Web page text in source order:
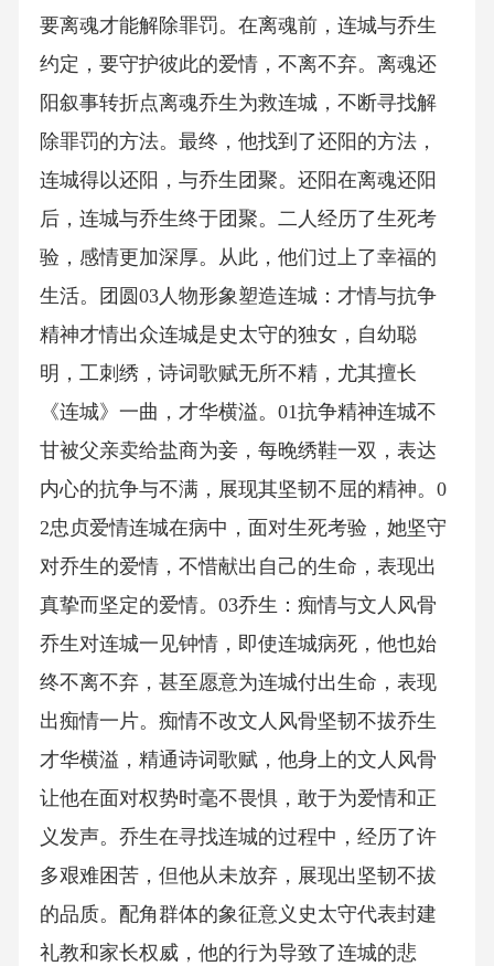
要离魂才能解除罪罚。在离魂前，连城与乔生
约定，要守护彼此的爱情，不离不弃。离魂还
阳叙事转折点离魂乔生为救连城，不断寻找解
除罪罚的方法。最终，他找到了还阳的方法，
连城得以还阳，与乔生团聚。还阳在离魂还阳
后，连城与乔生终于团聚。二人经历了生死考
验，感情更加深厚。从此，他们过上了幸福的
生活。团圆03人物形象塑造连城：才情与抗争
精神才情出众连城是史太守的独女，自幼聪
明，工刺绣，诗词歌赋无所不精，尤其擅长
《连城》一曲，才华横溢。01抗争精神连城不
甘被父亲卖给盐商为妾，每晚绣鞋一双，表达
内心的抗争与不满，展现其坚韧不屈的精神。0
2忠贞爱情连城在病中，面对生死考验，她坚守
对乔生的爱情，不惜献出自己的生命，表现出
真挚而坚定的爱情。03乔生：痴情与文人风骨
乔生对连城一见钟情，即使连城病死，他也始
终不离不弃，甚至愿意为连城付出生命，表现
出痴情一片。痴情不改文人风骨坚韧不拔乔生
才华横溢，精通诗词歌赋，他身上的文人风骨
让他在面对权势时毫不畏惧，敢于为爱情和正
义发声。乔生在寻找连城的过程中，经历了许
多艰难困苦，但他从未放弃，展现出坚韧不拔
的品质。配角群体的象征意义史太守代表封建
礼教和家长权威，他的行为导致了连城的悲